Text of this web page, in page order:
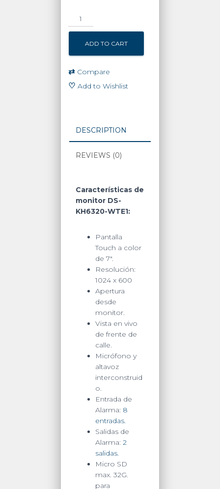
Monitor
IP
Touch
Screen
7"
para
en
Apertura
Remota
Monitores
Policarbonato
ADD TO CART
⇄ Compare
♡ Add to Wishlist
DESCRIPTION
REVIEWS (0)
Características de
monitor DS-
KH6320-WTE1:
Pantalla
Touch a color
de 7″.
Resolución:
1024 x 600
Apertura
desde
monitor.
Vista en vivo
de frente de
calle.
Micrófono y
altavoz
interconstruid
o.
Entrada de
Alarma: 8
entradas.
Salidas de
Alarma: 2
salidas.
Micro SD
max. 32G.
para